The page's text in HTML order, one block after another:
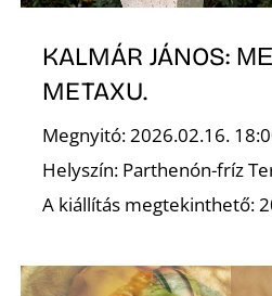
KALMÁR JÁNOS:
METAXU.
Megnyitó: 2026.02.16.
Helyszín: Parthenón-fríz
A kiállítás megtekinthető: